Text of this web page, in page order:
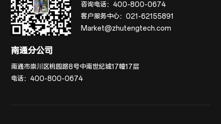
咨询电话：400-800-0674
客户服务中心：021-62155891
Market@zhutengtech.com
南通分公司
南通市崇川区桃园路8号中南世纪城17幢17层
电话：400-800-0674